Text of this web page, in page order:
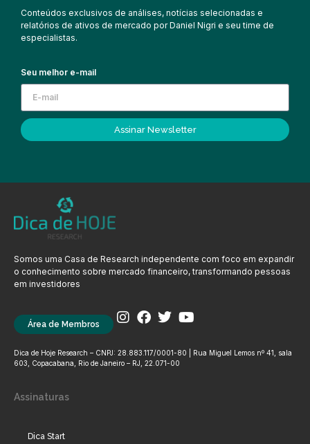
Conteúdos exclusivos de análises, notícias selecionadas e
relatórios de ativos de mercado por Daniel Nigri e seu time de
especialistas.
Seu melhor e-mail
Assinar Newsletter
Somos uma Casa de Research independente com foco em expandir
o conhecimento sobre mercado financeiro, transformando pessoas
em investidores
Área de Membros
Dica de Hoje Research – CNPJ: 28.883.117/0001-80 | Rua Miguel Lemos nº 41, sala
603, Copacabana, Rio de Janeiro – RJ, 22.071-00
Assinaturas
Dica Start